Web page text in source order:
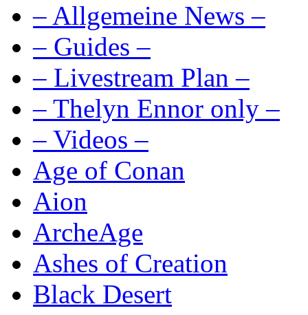
– Allgemeine News –
– Guides –
– Livestream Plan –
– Thelyn Ennor only –
– Videos –
Age of Conan
Aion
ArcheAge
Ashes of Creation
Black Desert